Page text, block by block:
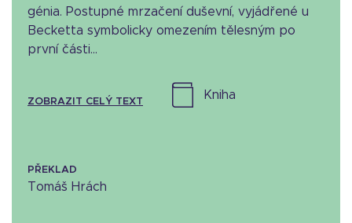
génia. Postupné mrzačení duševní, vyjádřené u
Becketta symbolicky omezením tělesným po
první části...
ZOBRAZIT CELÝ TEXT
kniha
PŘEKLAD
Tomáš Hrách